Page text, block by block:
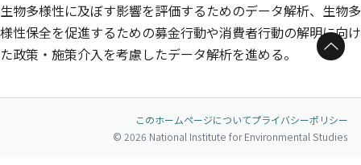
生物多様性に及ぼす影響を評価するためのデータ解析、生物多
様性保全を促進するための募金行動や消費者行動の解明に向け
た政策・施策介入を考慮したデータ解析を進める。
ページトップへ
このホームページについてプライバシーポリシー
© 2026 National Institute for Environmental Studies